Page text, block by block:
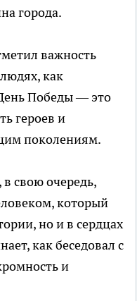
города.
важность
как
Победы — это
героев и
поколениям.
свою очередь,
который
но и в сердцах
как беседовал с
и